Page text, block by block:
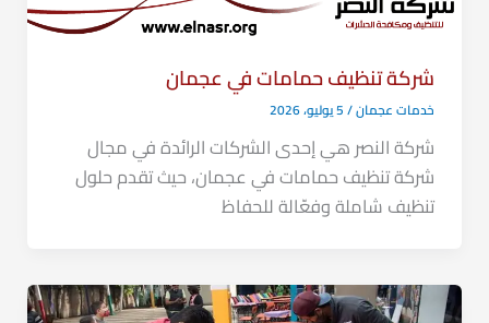
شركة تنظيف حمامات في عجمان
خدمات عجمان/5 يوليو، 2026
شركة النصر هي إحدى الشركات الرائدة في مجال
شركة تنظيف حمامات في عجمان، حيث تقدم حلول
تنظيف شاملة وفعّالة للحفاظ